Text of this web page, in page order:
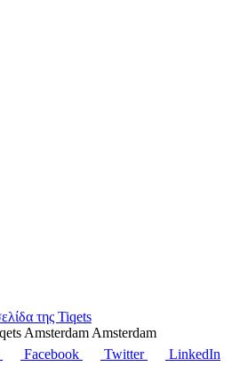
Amsterdam
Facebook Twitter LinkedIn